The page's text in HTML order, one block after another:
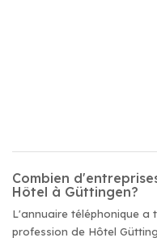
Combien
Hôtel à Güttingen?
L'annuaire téléphonique a
profession de Hôtel